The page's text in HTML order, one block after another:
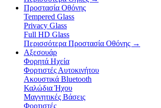
Προστασία Οθόνης
Tempered Glass
Privacy Glass
Full HD Glass
Περισσότερα Προστασία Οθόνης →
Αξεσουάρ
Φορητά Ηχεία
Φορτιστές Αυτοκινήτου
Ακουστικά Bluetooth
Καλώδια Ήχου
Μαγνητικές Βάσεις
Φορτιστές